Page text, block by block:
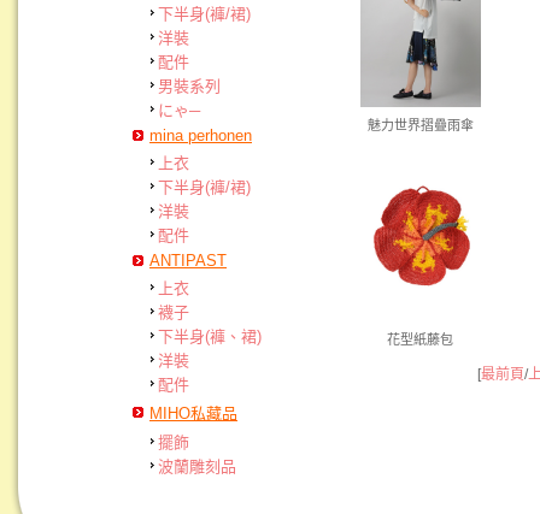
下半身(褲/裙)
洋裝
配件
男裝系列
にゃ─
mina perhonen
上衣
下半身(褲/裙)
洋裝
配件
ANTIPAST
上衣
襪子
下半身(褲、裙)
洋裝
配件
MIHO私藏品
擺飾
波蘭雕刻品
魅力世界摺疊雨傘
花型紙藤包
[最前頁/